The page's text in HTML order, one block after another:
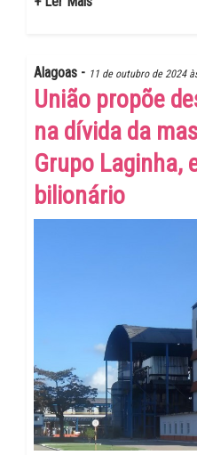
Alagoas - 11 de outubro de 2024
União propõe
na dívida da
Grupo Laginha,
bilionário